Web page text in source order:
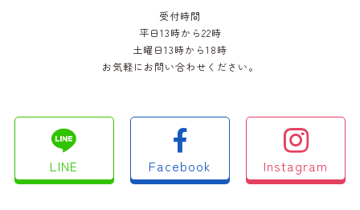
受付時間
平日13時から22時
土曜日13時から18時
お気軽にお問い合わせください。
LINE Facebook Instagram